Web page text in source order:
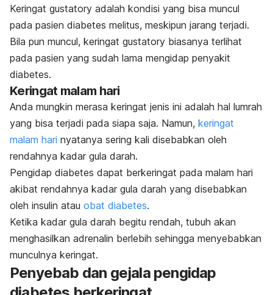
Keringat gustatory adalah kondisi yang bisa muncul
pada pasien diabetes melitus, meskipun jarang terjadi.
Bila pun muncul, keringat gustatory biasanya terlihat
pada pasien yang sudah lama mengidap penyakit
diabetes.
Keringat malam hari
Anda mungkin merasa keringat jenis ini adalah hal lumrah
yang bisa terjadi pada siapa saja. Namun, keringat
malam hari nyatanya sering kali disebabkan oleh
rendahnya kadar gula darah.
Pengidap diabetes dapat berkeringat pada malam hari
akibat rendahnya kadar gula darah yang disebabkan
oleh insulin atau obat diabetes.
Ketika kadar gula darah begitu rendah, tubuh akan
menghasilkan adrenalin berlebih sehingga menyebabkan
munculnya keringat.
Penyebab dan gejala pengidap